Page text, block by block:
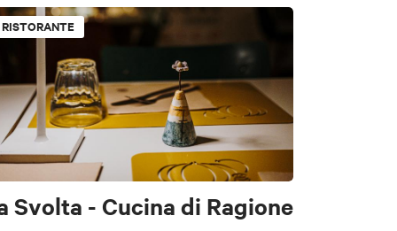
RISTORANTE
Svolta - Cucina di Ragione